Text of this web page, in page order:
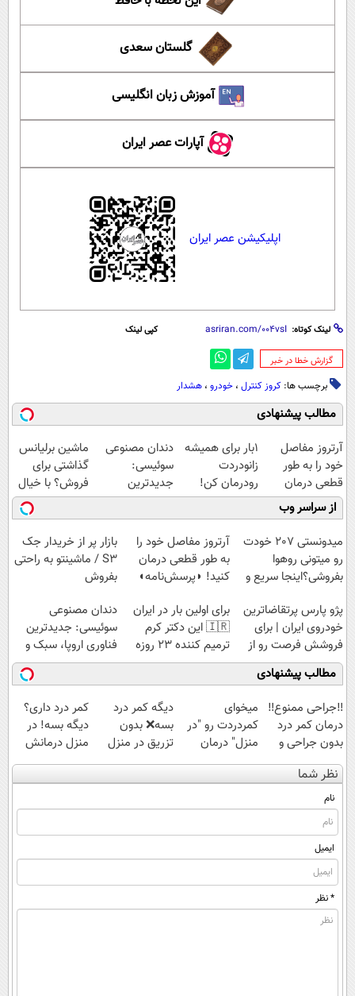
گلستان سعدی
آموزش زبان انگلیسی
آپارات عصر ایران
اپلیکیشن عصر ایران
لینک کوتاه: کپی لینک
‌گزارش خطا در خبر
برچسب ها: کروز کنترل ، خودرو ، هشدار
مطالب پیشنهادی
آرتروز مفاصل
خود را به طور
قطعی درمان
کنید!
◗پرسش‌نامه◖
1بار برای همیشه
زانودردت
رودرمان کن!
(تکنولوژی آلمان)
◂پرسشنامه▸
دندان مصنوعی
سوئیسی:
جدیدترین
فناوری اروپا،
سبک و مقاوم |
پرداخت قسطی
ماشین برلیانس
گذاشتی برای
فروش؟ با خیال
راحت بفروش
از سراسر وب
میدونستی 207 خودت
رو میتونی روهوا
بفروشی؟اینجا سریع و
آرتروز مفاصل خود را
به طور قطعی درمان
کنید! ◗پرسش‌نامه◖
بازار پر از خریدار جک
S3 / ماشینتو به راحتی
بفروش
پژو پارس پرتقاضاترین
خودروی ایران | برای
فروشش فرصت رو از
دست نده!
برای اولین بار در ایران
🇮🇷 این دکتر کرم
ترمیم کننده 23 روزه
ساخت!
دندان مصنوعی
سوئیسی: جدیدترین
فناوری اروپا، سبک و
مقاوم | پرداخت
قسطی
مطالب پیشنهادی
‼️جراحی ممنوع‼️
درمان کمر درد
بدون جراحی و
دوره نقاهت
میخوای
کمردردت رو "در
منزل" درمان
کنی؟ (◂فیلم +
◂پرسش‌نامه)
دیگه کمر درد
بسه❌ بدون
تزریق در منزل
درمانش کن✅
◀پرسش‌نامه پر
کمر درد داری؟
دیگه بسه! در
منزل درمانش
کن
(◀پرسش‌نامه)
نظر شما
نام
ایمیل
* نظر